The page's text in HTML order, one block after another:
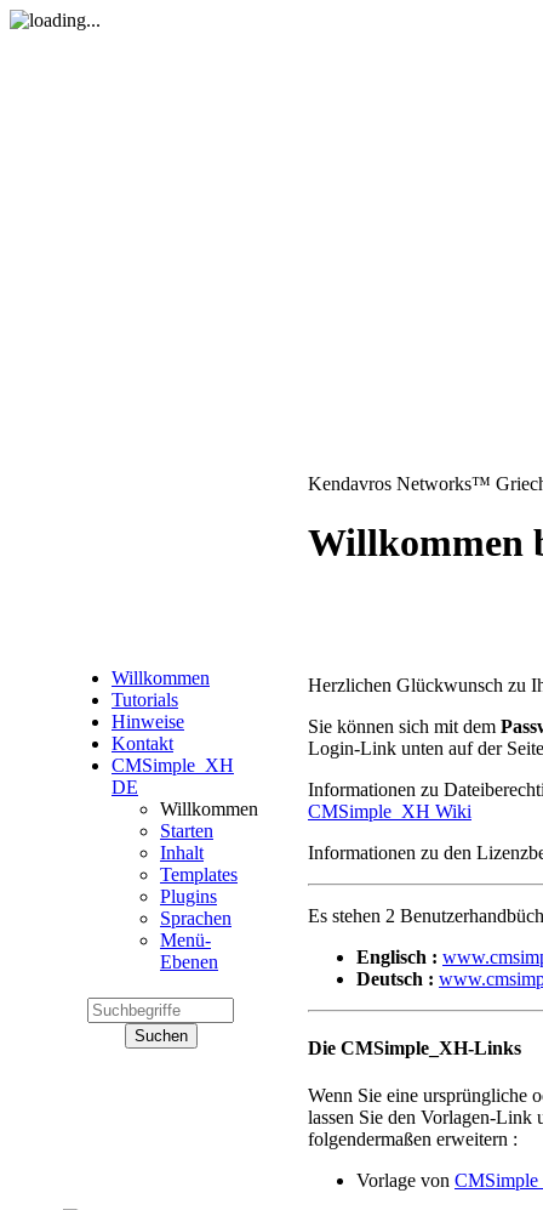
Willkommen
Tutorials
Hinweise
Kontakt
CMSimple_XH
DE
Willkommen
Starten
Inhalt
Templates
Plugins
Sprachen
Menü-
Ebenen
Kendavros Networks™
Willkommen
Herzlichen Glückwunsch zu
Sie können sich mit dem
Login-Link unten auf der
Informationen zu
CMSimple_XH Wiki
Informationen zu den
Es stehen 2
Englisch :
Deutsch :
Die CMSimple_XH-Links
Wenn Sie eine ursprüngliche
lassen Sie den Vorlagen-Link
folgendermaßen erweitern :
Vorlage von